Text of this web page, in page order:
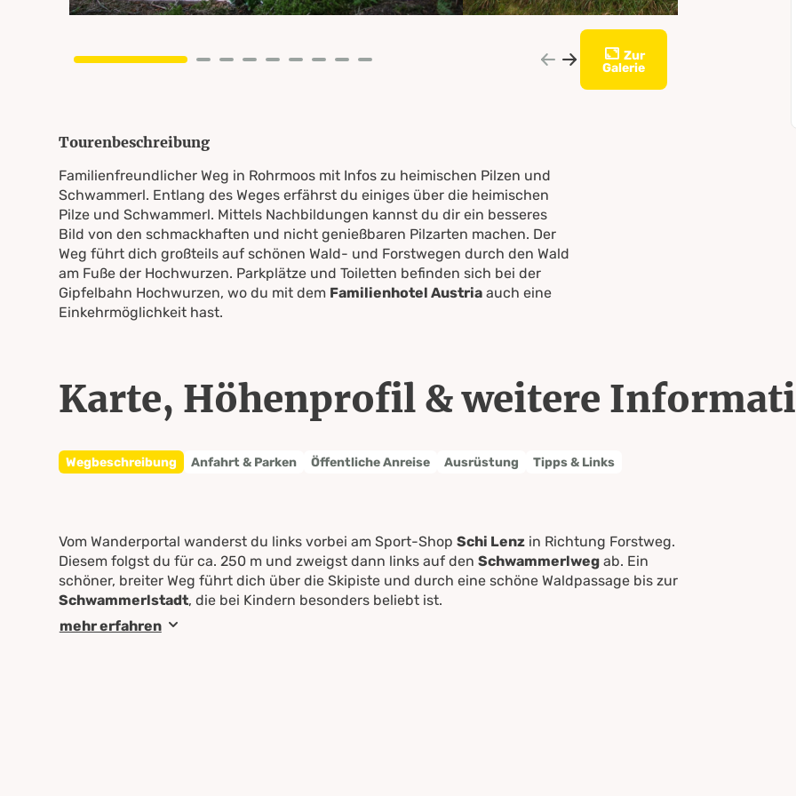
Zur
Galerie
Tourenbeschreibung
Familienfreundlicher Weg in Rohrmoos mit Infos zu heimischen Pilzen und
Schwammerl. Entlang des Weges erfährst du einiges über die heimischen
Pilze und Schwammerl. Mittels Nachbildungen kannst du dir ein besseres
Bild von den schmackhaften und nicht genießbaren Pilzarten machen. Der
Weg führt dich großteils auf schönen Wald- und Forstwegen durch den Wald
am Fuße der Hochwurzen. Parkplätze und Toiletten befinden sich bei der
Gipfelbahn Hochwurzen, wo du mit dem Familienhotel Austriaauch eine
Einkehrmöglichkeit hast.
Karte, Höhenprofil & weitere
Wegbeschreibung Anfahrt & Parken Öffentliche Anreise Ausrüstung Tipps & Links
Vom Wanderportal wanderst du links vorbei am Sport-Shop Schi Lenzin Richtung Forstweg.
Diesem folgst du für ca. 250 m und zweigst dann links auf den Schwammerlwegab. Ein
schöner, breiter Weg führt dich über die Skipiste und durch eine schöne Waldpassage bis zur
Schwammerlstadt, die bei Kindern besonders beliebt ist.
Über den Forstweg wanderst du nun nach Norden in Richtung
mehr erfahren